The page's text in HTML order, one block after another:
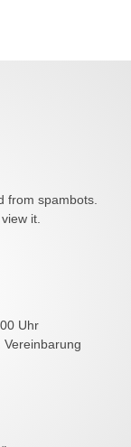
from spambots.
it.
Uhr